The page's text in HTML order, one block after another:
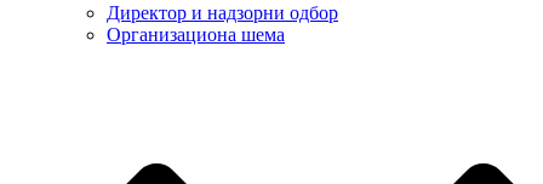
Директор и надзорни одбор
Организациона шема